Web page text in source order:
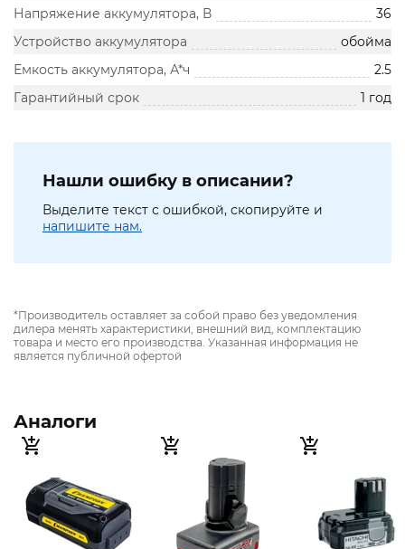
Напряжение аккумулятора, В
36
Устройство аккумулятора
обойма
Емкость аккумулятора, А*ч
2.5
Гарантийный срок
1 год
Нашли ошибку в описании?
Выделите текст с ошибкой, скопируйте и
напишите нам.
*Производитель оставляет за собой право без уведомления
дилера менять характеристики, внешний вид, комплектацию
товара и место его производства. Указанная информация не
является публичной офертой
Аналоги